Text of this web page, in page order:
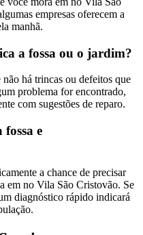
empresas oferecem a
manhã.
a fossa ou o jardim?
há trincas ou defeitos que
problema for encontrado,
com sugestões de reparo.
e
a chance de precisar
em no Vila São Cristovão. Se
diagnóstico rápido indicará